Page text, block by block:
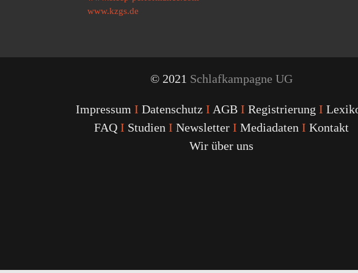
www.kzgs.de
© 2021 Schlafkampagne UG
Impressum I Datenschutz I AGB I Registrierung I
FAQ I Studien I Newsletter I Mediadaten I Kontakt
Wir über uns